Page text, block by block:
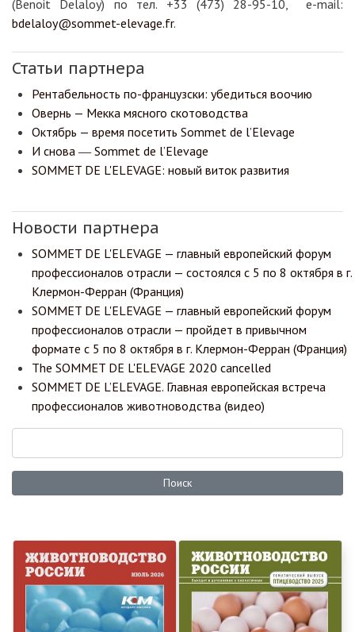
(Benoit Delaloy) по тел. +33 (473) 28-95-10, e-mail:
bdelaloy@sommet-elevage.fr.
Статьи партнера
Рентабельность по-французски: убедиться воочию
Овернь — Мекка мясного скотоводства
Октябрь — время посетить Sommet de l’Elevage
И снова ― Sommet de l’Elevage
SOMMET DE L'ELEVAGE: новый виток развития
Новости партнера
SOMMET DE L'ELEVAGE — главный европейский форум
профессионалов отрасли — состоялся с 5 по 8 октября в г.
Клермон-Ферран (Франция)
SOMMET DE L'ELEVAGE — главный европейский форум
профессионалов отрасли — пройдет в привычном
формате с 5 по 8 октября в г. Клермон-Ферран (Франция)
The SOMMET DE L'ELEVAGE 2020 cancelled
SOMMET DE L’ELEVAGE. Главная европейская встреча
профессионалов животноводства (видео)
Поиск